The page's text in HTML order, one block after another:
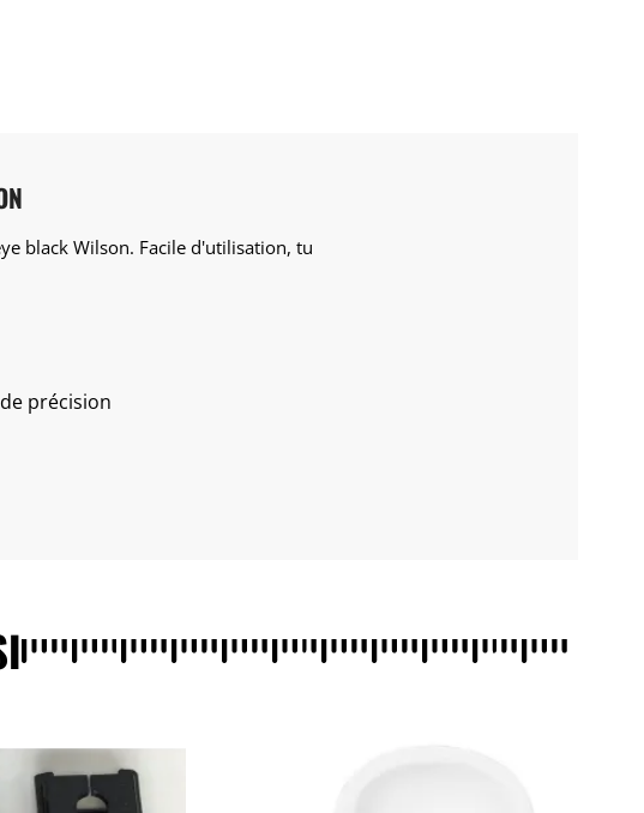
black Wilson. Facile d'utilisation, tu
précision